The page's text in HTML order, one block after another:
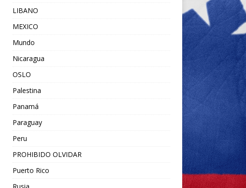
LIBANO
MEXICO
Mundo
Nicaragua
OSLO
Palestina
Panamá
Paraguay
Peru
PROHIBIDO OLVIDAR
Puerto Rico